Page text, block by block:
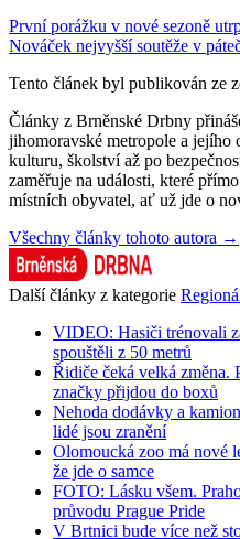
První porážku v nové sezoně
Nováček nejvyšší soutěže v
Tento článek byl publikován ze
Články z Brněnské Drbny
jihomoravské metropole a
kulturu, školství až po
zaměřuje na události, které
místních obyvatel, ať už jde o
Všechny články tohoto autora →
Další články z kategorie
VIDEO: Hasiči trénovali
spouštěli z 50 metrů
Řidiče čeká velká
značky přijdou do boxů
Nehoda dodávky a
lidé jsou zranění
Olomoucká zoo má nové
že jde o samce
FOTO: Lásku všem.
průvodu Prague Pride
V Brtnici bude více než